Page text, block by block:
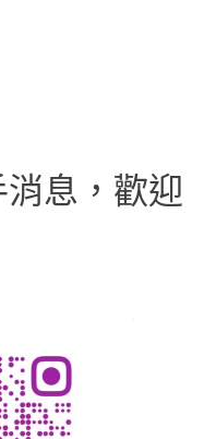
息，歡迎